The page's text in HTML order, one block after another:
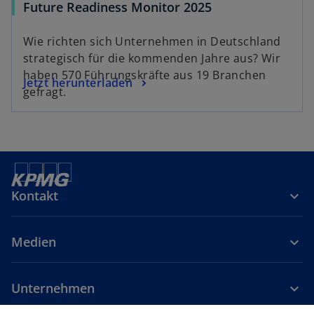
Future Readiness Monitor 2025w
r
d
i
e
n
g
Wie richten sich Unternehmen in Deutschland
strategisch für die kommenden Jahre aus? Wir
haben 570 Führungskräfte aus 19 Branchen
gefragt.
Jetzt herunterladen
w
i
r
i
n
e
i
n
r
n
e
Kontakt
Medien
Unternehmen